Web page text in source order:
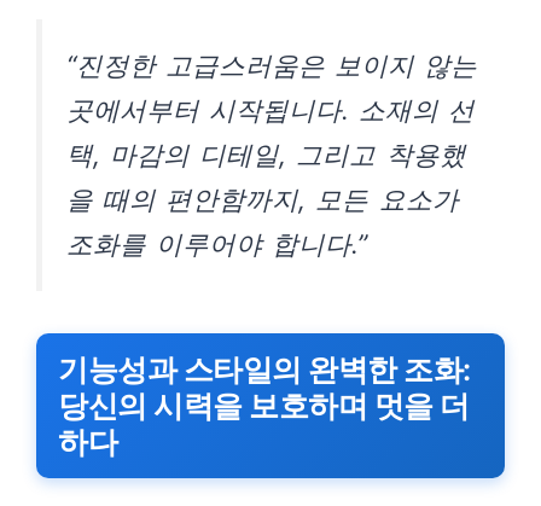
“진정한 고급스러움은 보이지 않는
곳에서부터 시작됩니다. 소재의 선
택, 마감의 디테일, 그리고 착용했
을 때의 편안함까지, 모든 요소가
조화를 이루어야 합니다.”
기능성과 스타일의 완벽한 조화:
당신의 시력을 보호하며 멋을 더
하다